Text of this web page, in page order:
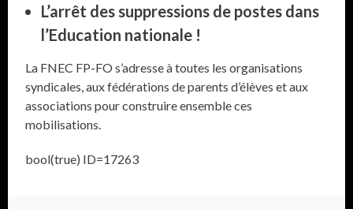
L’arrêt des suppressions de postes dans
l’Education nationale !
La FNEC FP-FO s’adresse à toutes les organisations
syndicales, aux fédérations de parents d’élèves et aux
associations pour construire ensemble ces
mobilisations.
bool(true) ID=17263